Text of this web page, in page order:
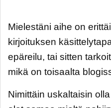
Mielestäni aihe on
kirjoituksen
epäreilu, tai sitten
mikä on toisaalta
Nimittäin uskaltaisin